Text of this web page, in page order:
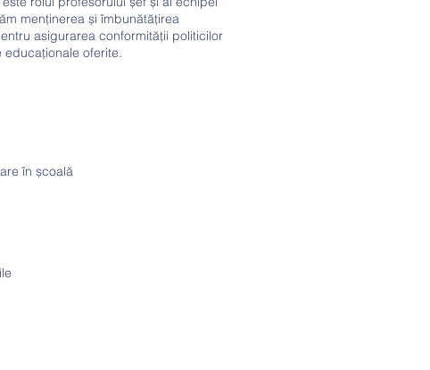
menținerea și îmbunătățirea
asigurarea conformității politicilor
oferite.
în școală